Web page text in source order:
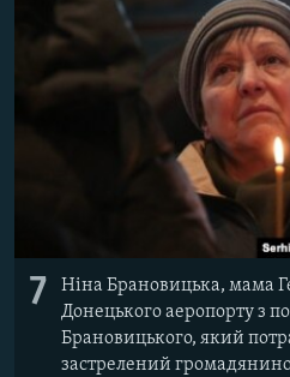
7
Ніна Брановицька, мама
Донецького аеропорту з
Брановицького, який
застрелений